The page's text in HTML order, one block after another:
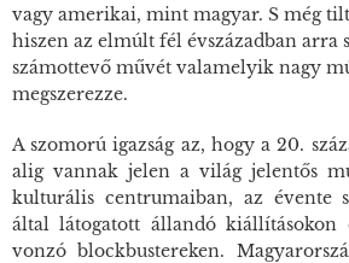
vagy amerikai, mint magyar. S még
hiszen az elmúlt fél évszázadban arra
számottevő művét valamelyik nagy
megszerezze.
A szomorú igazság az, hogy a 20.
alig vannak jelen a világ jelentős
kulturális centrumaiban, az évente
által látogatott állandó kiállításokon
vonzó blockbustereken.